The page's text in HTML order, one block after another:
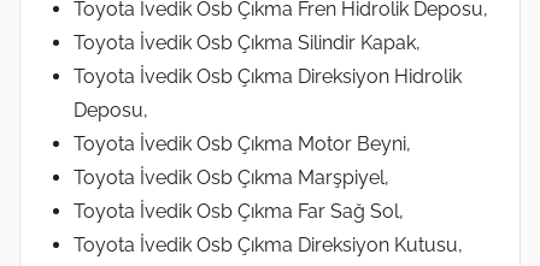
Toyota İvedik Osb Çıkma Fren Hidrolik Deposu,
Toyota İvedik Osb Çıkma Silindir Kapak,
Toyota İvedik Osb Çıkma Direksiyon Hidrolik
Deposu,
Toyota İvedik Osb Çıkma Motor Beyni,
Toyota İvedik Osb Çıkma Marşpiyel,
Toyota İvedik Osb Çıkma Far Sağ Sol,
Toyota İvedik Osb Çıkma Direksiyon Kutusu,